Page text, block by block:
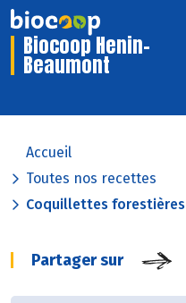
Biocoop Henin-
Beaumont
Accueil
Toutes nos recettes
Coquillettes forestières
Partager sur